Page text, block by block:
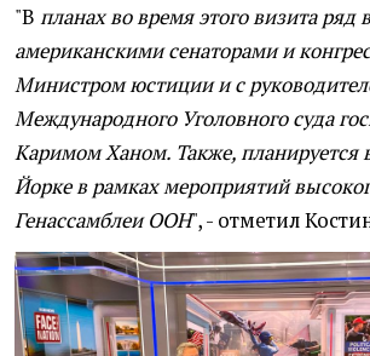
"В планах во время этого визита ряд
американскими сенаторами и
Министром юстиции и с
Международного Уголовного суда
Каримом Ханом. Также, планируется
Йорке в рамках мероприятий
Генассамблеи ООН", - отметил